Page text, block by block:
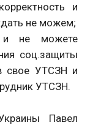
и
не можем;
не можете
соц.защиты
свое УТСЗН и
УТСЗН.
Павел